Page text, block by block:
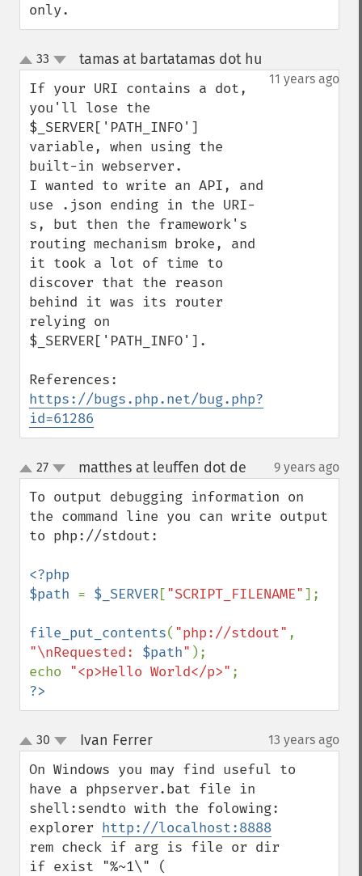
only.
up
down
33 tamas at bartatamas dot hu
11 years ago
If your URI contains a dot,
you'll lose the
$_SERVER['PATH_INFO']
variable, when using the
built-in webserver.
I wanted to write an API, and
use .json ending in the URI-
s, but then the framework's
routing mechanism broke, and
it took a lot of time to
discover that the reason
behind it was its router
relying on
$_SERVER['PATH_INFO'].
https://bugs.php.net/bug.php?
id=61286
up
down
27 matthes at leuffen dot de 9 years ago
To output debugging information on
the command line you can write output
to php://stdout:
<?php
$path = $_SERVER["SCRIPT_FILENAME"];
file_put_contents( "php://stdout"
"\nRequested: $path" );
echo "<p>Hello World</p>"
?>
up
down
30 Ivan Ferrer¶ 13 years ago
On Windows you may find useful to
have a phpserver.bat file in
shell:sendto with the folowing:
explorer http://localhost:8888
rem check if arg is file or dir
if exist "%~1\" (